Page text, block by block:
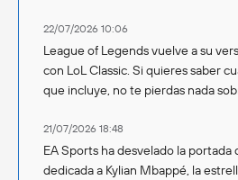
22/07/2026 10:06
League of Legends vuelve a su
con LoL Classic. Si quieres saber
que incluye, no te pierdas nada
21/07/2026 18:48
EA Sports ha desvelado la portada
dedicada a Kylian Mbappé, la